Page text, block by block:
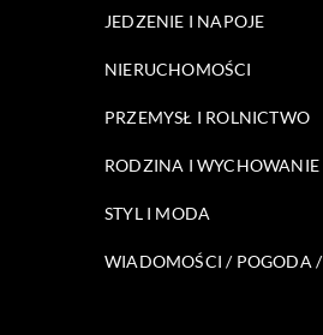
JEDZENIE I NAPOJE
NIERUCHOMOŚCI
PRZEMYSŁ I ROLNICTWO
RODZINA I WYCHOWANIE
STYL I MODA
WIADOMOŚCI / POGODA